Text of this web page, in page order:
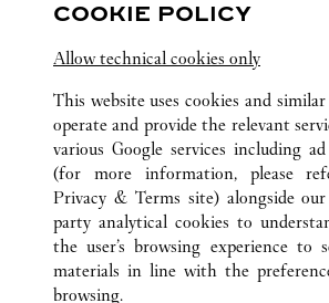
40 boulevard Haussmann
전체 까르띠에 부티크 위치 프랑스
9 RUE DE LA
CUSTOMER CARE
COOKIE POLICY
Allow technical cookies only
This website uses cookies and
operate and provide the relevant
various Google services including
(for more information, please
Privacy & Terms site) alongside
party analytical cookies to
the user’s browsing experience to
materials in line with the
browsing.